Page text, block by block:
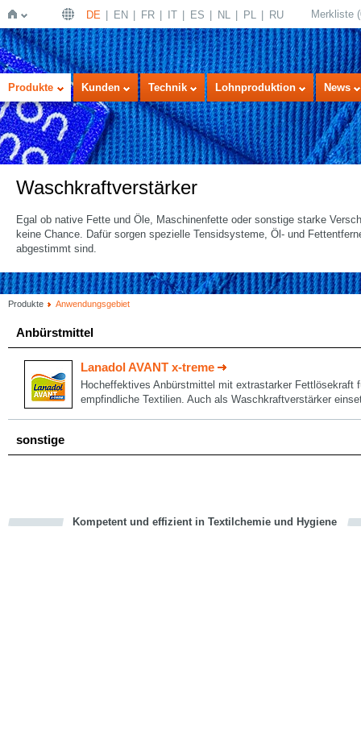
Startseite
DE EN FR IT ES NL PL RU Merkliste (
Produkte Kunden Technik Lohnproduktion News
Waschkraftverstärker
Egal ob native Fette und Öle, Maschinenfette oder sonstige starke
keine Chance. Dafür sorgen spezielle Tensidsysteme, Öl- und
abgestimmt sind.
Produkte Anwendungsgebiet
Anbürstmittel
Lanadol AVANT x-treme
Hocheffektives Anbürstmittel mit extrastarker Fettlösekraft
empfindliche Textilien. Auch als Waschkraftverstärker
sonstige
Kompetent und effizient in Textilchemie und Hygiene